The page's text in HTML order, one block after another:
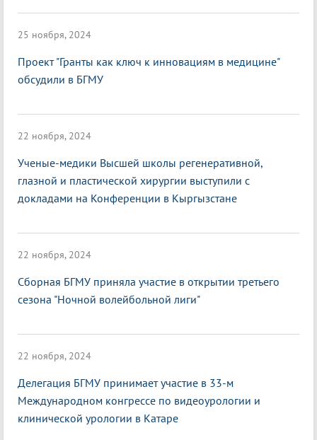
25 ноября, 2024
Проект "Гранты как ключ к инновациям в медицине"
обсудили в БГМУ
22 ноября, 2024
Ученые-медики Высшей школы регенеративной,
глазной и пластической хирургии выступили с
докладами на Конференции в Кыргызстане
22 ноября, 2024
Сборная БГМУ приняла участие в открытии третьего
сезона "Ночной волейбольной лиги"
22 ноября, 2024
Делегация БГМУ принимает участие в 33-м
Международном конгрессе по видеоурологии и
клинической урологии в Катаре